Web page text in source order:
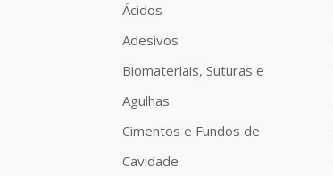
Ácidos
Adesivos
Biomateriais, Suturas e
Agulhas
Cimentos e Fundos de
Cavidade